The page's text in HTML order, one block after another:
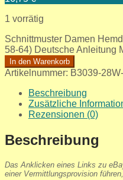
1 vorrätig
Schnittmuster Damen
58-64) Deutsche Anleitung
In den Warenkorb
Artikelnummer: B3039-
Beschreibung
Zusätzliche
Rezensionen (0)
Beschreibung
Das Anklicken eines Links zu
einer Vermittlungsprovision